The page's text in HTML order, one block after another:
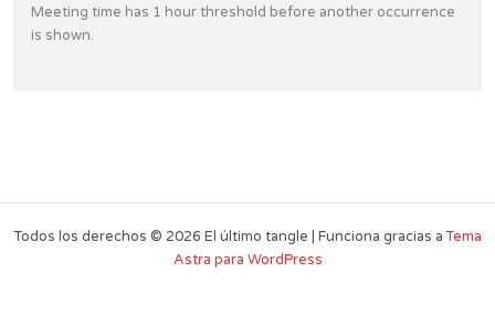
Meeting time has 1 hour threshold before another occurrence
is shown.
Todos los derechos © 2026 El último tangle | Funciona gracias aTema
Astra para WordPress